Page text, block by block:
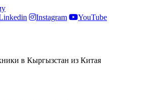
Instagram YouTube
в Кыргызстан из Китая